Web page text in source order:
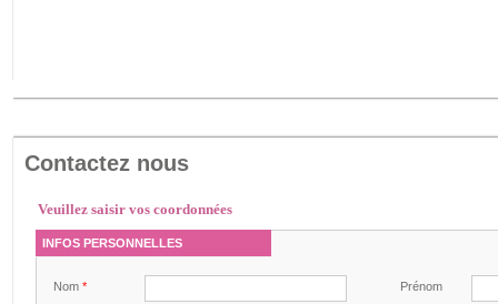
Contactez nous
Veuillez saisir vos coordonnées
INFOS PERSONNELLES
Nom * Prénom